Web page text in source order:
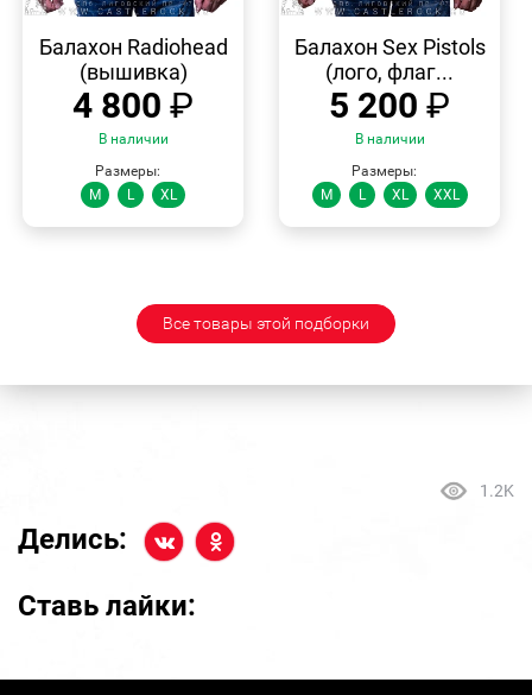
ПРОСМОТР
Балахон Radiohead
(вышивка)
4 800 ₽
В наличии
Размеры:
M
L XL
ПРОСМОТР
Балахон Sex Pistols
(лого, флаг...
5 200 ₽
В наличии
Размеры:
M
L XL XXL
Все товары этой подборки
1.2K
Делись:
Ставь лайки: